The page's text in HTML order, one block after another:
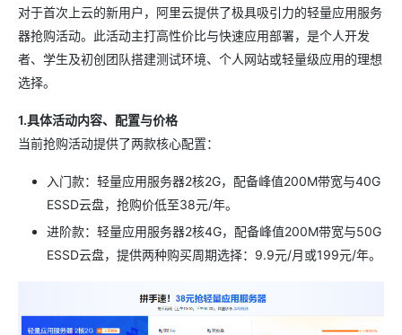
对于首次上云的新用户，阿里云提供了极具吸引力的轻量应用服务
器抢购活动。此活动主打高性价比与快速应用部署，是个人开发
者、学生及初创团队搭建测试环境、个人网站或轻量级应用的理想
选择。
1.具体活动内容、配置与价格
当前抢购活动提供了两款核心配置：
入门款：轻量应用服务器2核2G，配备峰值200M带宽与40G
ESSD云盘，抢购价低至38元/年。
进阶款：轻量应用服务器2核4G，配备峰值200M带宽与50G
ESSD云盘，提供两种购买周期选择：9.9元/月或199元/年。